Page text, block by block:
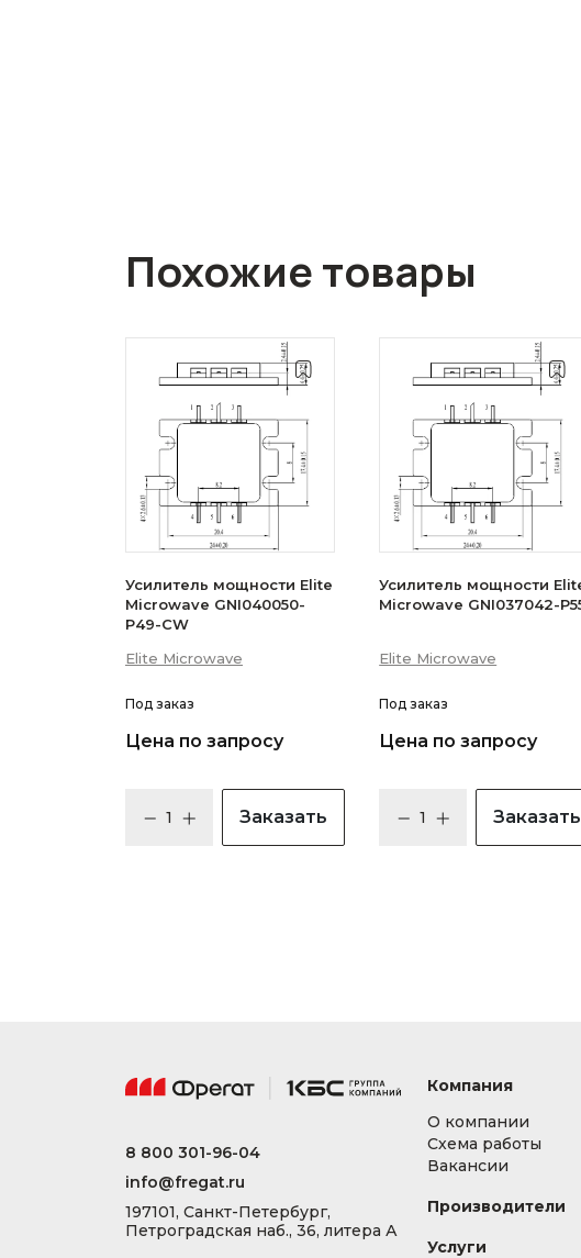
Похожие товары
Усилитель мощности Elite
Microwave GNI040050-
P49-CW
Elite Microwave
Под заказ
Цена по запросу
Заказать
Усилитель мощности
Microwave GNI037042-
Elite Microwave
Под заказ
Цена по запросу
Заказать
8 800 301-96-04
info@fregat.ru
197101, Санкт-Петербург,
Петроградская наб., 36, литера А
Компания
О компании
Схема работы
Вакансии
Производители
Услуги